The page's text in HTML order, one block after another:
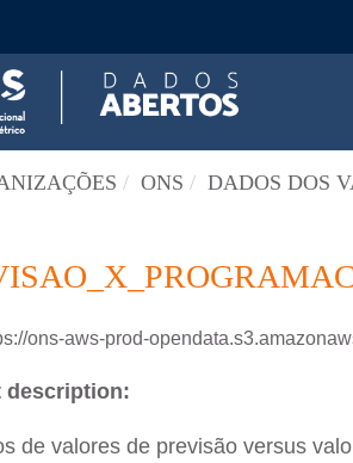
ONS DADOS DOS
ons-aws-prod-
description:
de valores de previsão versus